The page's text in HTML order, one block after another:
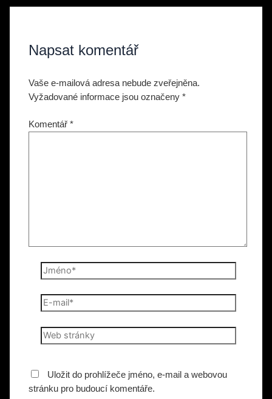
Napsat komentář
Vaše e-mailová adresa nebude zveřejněna.
Vyžadované informace jsou označeny*
Komentář*
Jméno*
E-
mail*
Web
stránky
Uložit do prohlížeče jméno, e-mail a webovou
stránku pro budoucí komentáře.